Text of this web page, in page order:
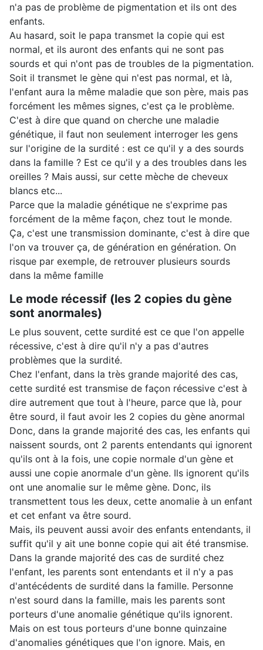
n'a pas de problème de pigmentation et ils ont des
enfants.
Au hasard, soit le papa transmet la copie qui est
normal, et ils auront des enfants qui ne sont pas
sourds et qui n'ont pas de troubles de la pigmentation.
Soit il transmet le gène qui n'est pas normal, et là,
l'enfant aura la même maladie que son père, mais pas
forcément les mêmes signes, c'est ça le problème.
C'est à dire que quand on cherche une maladie
génétique, il faut non seulement interroger les gens
sur l'origine de la surdité : est ce qu'il y a des sourds
dans la famille ? Est ce qu'il y a des troubles dans les
oreilles ? Mais aussi, sur cette mèche de cheveux
blancs etc...
Parce que la maladie génétique ne s'exprime pas
forcément de la même façon, chez tout le monde.
Ça, c'est une transmission dominante, c'est à dire que
l'on va trouver ça, de génération en génération. On
risque par exemple, de retrouver plusieurs sourds
dans la même famille
Le mode récessif (les 2 copies du gène
sont anormales)
Le plus souvent, cette surdité est ce que l'on appelle
récessive, c'est à dire qu'il n'y a pas d'autres
problèmes que la surdité.
Chez l'enfant, dans la très grande majorité des cas,
cette surdité est transmise de façon récessive c'est à
dire autrement que tout à l'heure, parce que là, pour
être sourd, il faut avoir les 2 copies du gène anormal
Donc, dans la grande majorité des cas, les enfants qui
naissent sourds, ont 2 parents entendants qui ignorent
qu'ils ont à la fois, une copie normale d'un gène et
aussi une copie anormale d'un gène. Ils ignorent qu'ils
ont une anomalie sur le même gène. Donc, ils
transmettent tous les deux, cette anomalie à un enfant
et cet enfant va être sourd.
Mais, ils peuvent aussi avoir des enfants entendants, il
suffit qu'il y ait une bonne copie qui ait été transmise.
Dans la grande majorité des cas de surdité chez
l'enfant, les parents sont entendants et il n'y a pas
d'antécédents de surdité dans la famille. Personne
n'est sourd dans la famille, mais les parents sont
porteurs d'une anomalie génétique qu'ils ignorent.
Mais on est tous porteurs d'une bonne quinzaine
d'anomalies génétiques que l'on ignore. Mais, en